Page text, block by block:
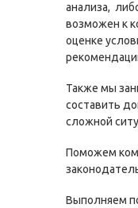
анализа,
возможен к
оценке
Также мы
составить
сложной
Поможем
Выполняем